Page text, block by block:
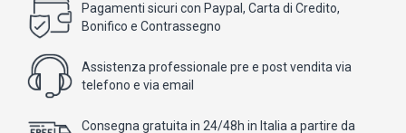
Pagamenti sicuri con Paypal, Carta di Credito,
Bonifico e Contrassegno
Assistenza professionale pre e post vendita via
telefono e via email
Consegna gratuita in 24/48h in Italia a partire da